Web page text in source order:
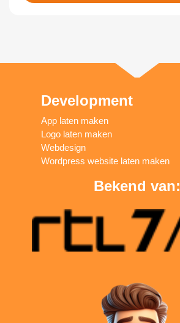
Development
App laten maken
Logo laten maken
Webdesign
Wordpress website laten maken
Bekend van: